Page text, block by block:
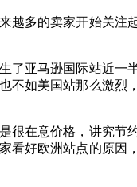
越多的卖家开始关注
了亚马逊国际站近一
不如美国站那么激烈
很在意价格，讲究节
看好欧洲站点的原因